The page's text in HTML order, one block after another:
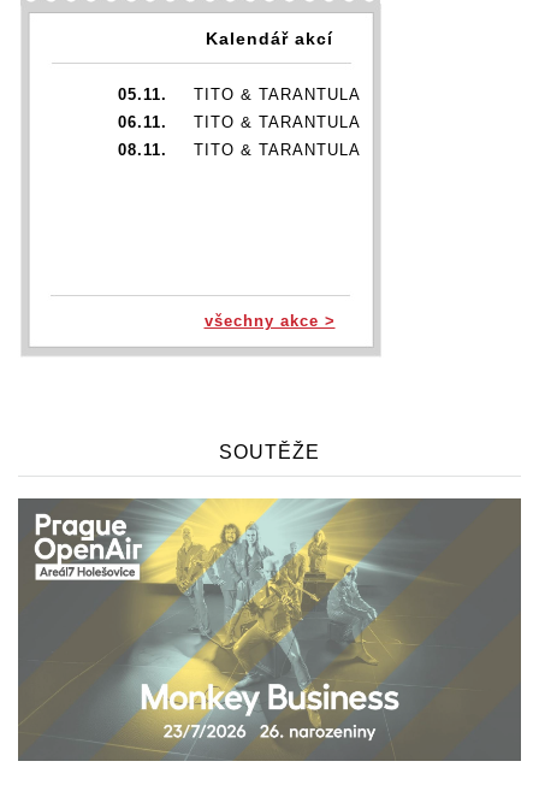
Kalendář akcí
05.11.
TITO & TARANTULA
06.11.
TITO & TARANTULA
08.11.
TITO & TARANTULA
všechny akce >
SOUTĚŽE